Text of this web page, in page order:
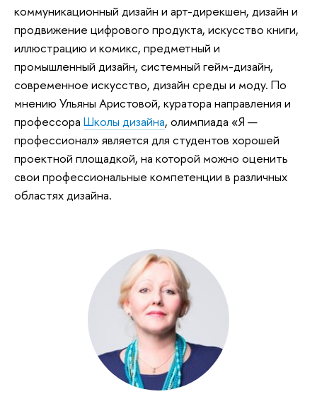
коммуникационный дизайн и арт-дирекшен, дизайн и
продвижение цифрового продукта, искусство книги,
иллюстрацию и комикс, предметный и
промышленный дизайн, системный гейм-дизайн,
современное искусство, дизайн среды и моду. По
мнению Ульяны Аристовой, куратора направления и
профессора Школы дизайна, олимпиада «Я —
профессионал» является для студентов хорошей
проектной площадкой, на которой можно оценить
свои профессиональные компетенции в различных
областях дизайна.